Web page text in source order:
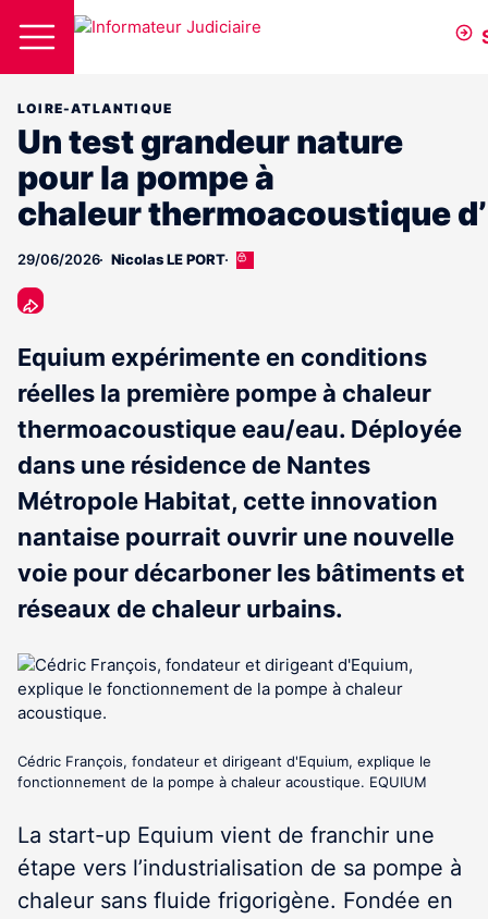
LOIRE-ATLANTIQUE
Un test grandeur nature
pour la pompe à
chaleur thermoacoustique
29/06/2026 Nicolas LE PORT
Cet
abonnés
Equium expérimente en conditions
réelles la première pompe à chaleur
thermoacoustique eau/eau. Déployée
dans une résidence de Nantes
Métropole Habitat, cette innovation
nantaise pourrait ouvrir une nouvelle
voie pour décarboner les bâtiments et
réseaux de chaleur urbains.
Cédric François, fondateur et dirigeant d'Equium, explique le
fonctionnement de la pompe à chaleur acoustique. EQUIUM
La start-up Equium vient de franchir une
étape vers l’industrialisation de sa pompe à
chaleur sans fluide frigorigène. Fondée en